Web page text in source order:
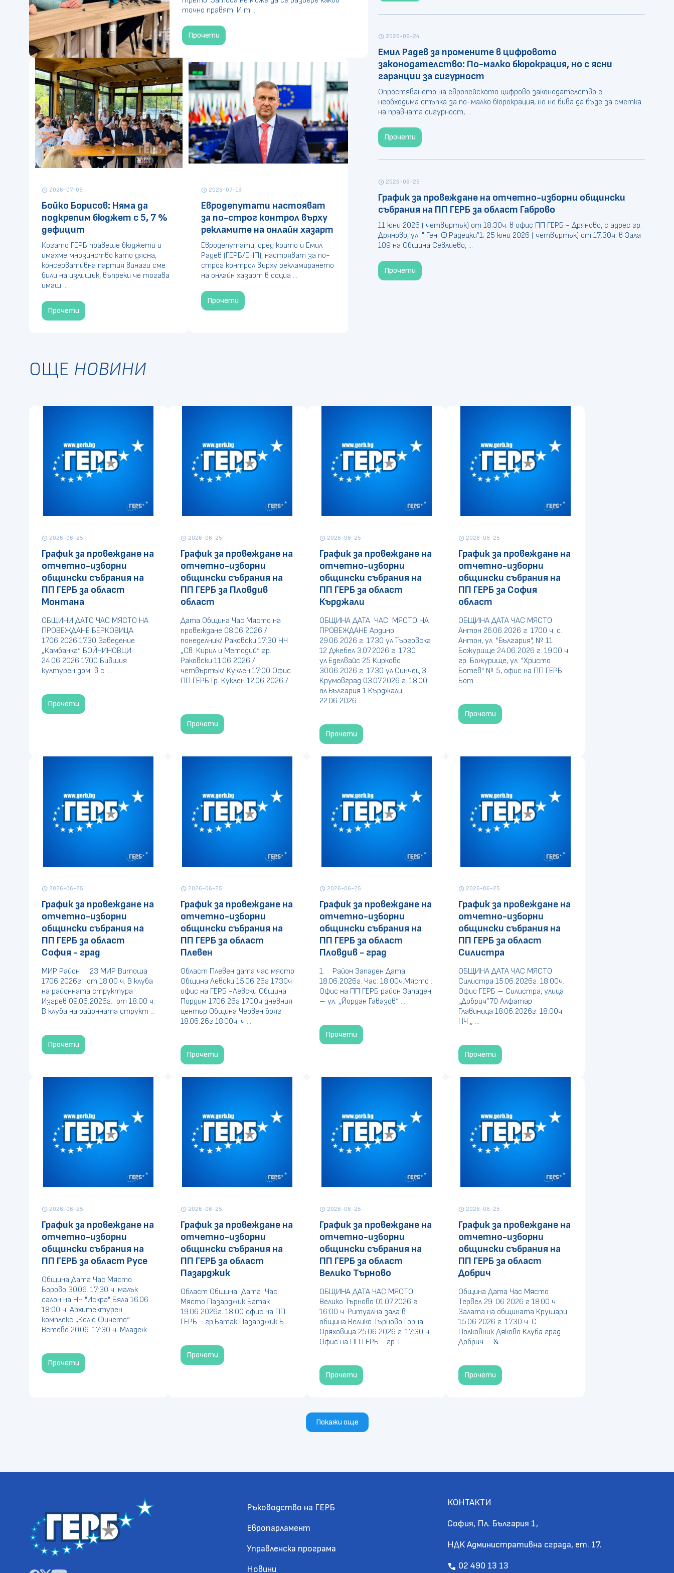
точно правят. И т ...
Прочети
schedule2026-07-05
Бойко Борисов: Няма да
подкрепим бюджет с 5, 7 %
дефицит
Когато ГЕРБ правеше бюджети и
имахме мнозинство като дясна,
консервативна партия винаги сме
били на излишък, въпреки че тогава
имаш ...
Прочети
schedule 2026-07-13
Евродепутати настояват
за по-строг контрол върху
рекламите на онлайн хазарт
Евродепутати, сред които и Емил
Радев (ГЕРБ/ЕНП), настояват за по-
строг контрол върху рекламирането
на онлайн хазарт в социа ...
Прочети
schedule 2026-06-24
Емил Радев за промените в цифровото
законодателство: По-малко бюрокрация, но с ясни
гаранции за сигурност
Опростяването на европейското цифрово законодателство е
необходима стъпка за по-малко бюрокрация, но не бива да бъде за сметка
на правната сигурност, ...
Прочети
schedule 2026-06-25
График за провеждане на отчетно-изборни общински
събрания на ПП ГЕРБ за област Габрово
11 юни 2026 ( четвъртък) от 18:30ч. в офис ПП ГЕРБ - Дряново, с адрес гр.
Дряново, ул. " Ген. Ф.Радецки"1; 25 юни 2026 ( четвъртък) от 17:30ч. в Зала
109 на Община Севлиево, ...
Прочети
ОЩЕ НОВИНИ
schedule2026-06-25
График за провеждане на
отчетно-изборни
общински събрания на
ПП ГЕРБ за област
Монтана
ОБЩИНИ ДАТО ЧАС МЯСТО НА
ПРОВЕЖДАНЕ БЕРКОВИЦА
17.06.2026 17.30 Заведение
„Камбанка“ БОЙЧИНОВЦИ
24.06.2026 17.00 Бившия
културен дом в с. ...
Прочети
schedule2026-06-25
График за провеждане на
отчетно-изборни
общински събрания на
ПП ГЕРБ за Пловдив
област
Дата Община Час Място на
провеждане 08.06.2026 /
понеделник/ Раковски 17:30 НЧ
„Св. Кирил и Методий“ гр.
Раковски 11.06.2026 /
четвъртък/ Куклен 17:00 Офис
ПП ГЕРБ Гр. Куклен 12.06.2026 /
...
Прочети
schedule 2026-06-25
График за провеждане на
отчетно-изборни
общински събрания на
ПП ГЕРБ за област
Кърджали
ОБЩИНА ДАТА ЧАС МЯСТО НА
ПРОВЕЖДАНЕ Ардино
29.06.2026 г. 17.30 ул.Търговска
12 Джебел 3.07.2026 г. 17.30
ул.Еделвайс 25 Кирково
30.06.2026 г. 17.30 ул.Синчец 3
Крумовград 03.07.2026 г. 18.00
пл.България 1 Кърджали
22.06.2026 ...
Прочети
schedule 2026-06-25
График за провеждане на
отчетно-изборни
общински събрания на
ПП ГЕРБ за София
област
ОБЩИНА ДАТА ЧАС МЯСТО
Антон 26.06.2026 г. 17.00 ч. с.
Антон, ул. "България", № 11
Божурище 24.06.2026 г. 19.00 ч.
гр. Божурище, ул. "Христо
Ботев" № 5, офис на ПП ГЕРБ
Бот ...
Прочети
schedule2026-06-25
График за провеждане на
отчетно-изборни
общински събрания на
ПП ГЕРБ за област
София - град
МИР Район 23 МИР Витоша
17.06.2026г. от 18:00 ч. В клуба
на районната структура
Изгрев 09.06.2026г. от 18:00 ч.
В клуба на районната структ ...
Прочети
schedule2026-06-25
График за провеждане на
отчетно-изборни
общински събрания на
ПП ГЕРБ за област
Плевен
Област Плевен дата час място
Община Левски 15.06.26г 17.30ч
офис на ГЕРБ -Левски Община
Пордим 17.06.26г 17.00ч дневния
център Община Червен бряг
18.06.26г 18.00ч. ч ...
Прочети
schedule 2026-06-25
График за провеждане на
отчетно-изборни
общински събрания на
ПП ГЕРБ за област
Пловдив - град
1. Район Западен Дата:
18.06.2026г. Час: 18:00ч.Място :
Офис на ПП ГЕРБ район Западен
– ул. „Йордан Гавазов“ ...
Прочети
schedule 2026-06-25
График за провеждане на
отчетно-изборни
общински събрания на
ПП ГЕРБ за област
Силистра
ОБЩИНА ДАТА ЧАС МЯСТО
Силистра 15.06.2026г. 18:00ч.
Офис ГЕРБ – Силистра, улица
„Добрич”70 Алфатар
Главиница 18.06.2026г. 18:00ч.
НЧ „ ...
Прочети
schedule2026-06-25
График за провеждане на
отчетно-изборни
общински събрания на
ПП ГЕРБ за област Русе
Община Дата Час Място
Борово 30.06. 17:30 ч. малък
салон на НЧ "Искра" Бяла 16.06.
18:00 ч. Архитектурен
комплекс „Колю Фичето“
Ветово 20.06. 17:30 ч. Младеж ...
Прочети
schedule2026-06-25
График за провеждане на
отчетно-изборни
общински събрания на
ПП ГЕРБ за област
Пазарджик
Област Община Дата Час
Място Пазарджик Батак
19.06.2026г. 18:00 офис на ПП
ГЕРБ - гр.Батак Пазарджик Б ...
Прочети
schedule 2026-06-25
График за провеждане на
отчетно-изборни
общински събрания на
ПП ГЕРБ за област
Велико Търново
ОБЩИНА ДАТА ЧАС МЯСТО
Велико Търново 01.07.2026 г.
16:00 ч. Ритуална зала в
община Велико Търново Горна
Оряховица 25.06.2026 г. 17:30 ч.
Офис на ПП ГЕРБ - гр. Г ...
Прочети
schedule 2026-06-25
График за провеждане на
отчетно-изборни
общински събрания на
ПП ГЕРБ за област
Добрич
Община Дата Час Място
Тервел 29 .06.2026 г 18.00 ч.
Залата на общината Крушари
15.06.2026 г. 17.30 ч. С.
Полковник Дяково Клуба град
Добрич & ...
Прочети
Покажи още
Ръководство на ГЕРБ
Европарламент
Управленска програма
Новини
КОНТАКТИ
София, Пл. България 1,
НДК Административна сграда, ет. 17.
call 02 490 13 13